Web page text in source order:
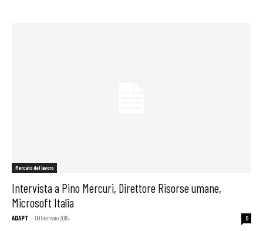
Mercato del lavoro
Intervista a Pino Mercuri, Direttore Risorse umane,
Microsoft Italia
ADAPT - 09 Gennaio 2015 0